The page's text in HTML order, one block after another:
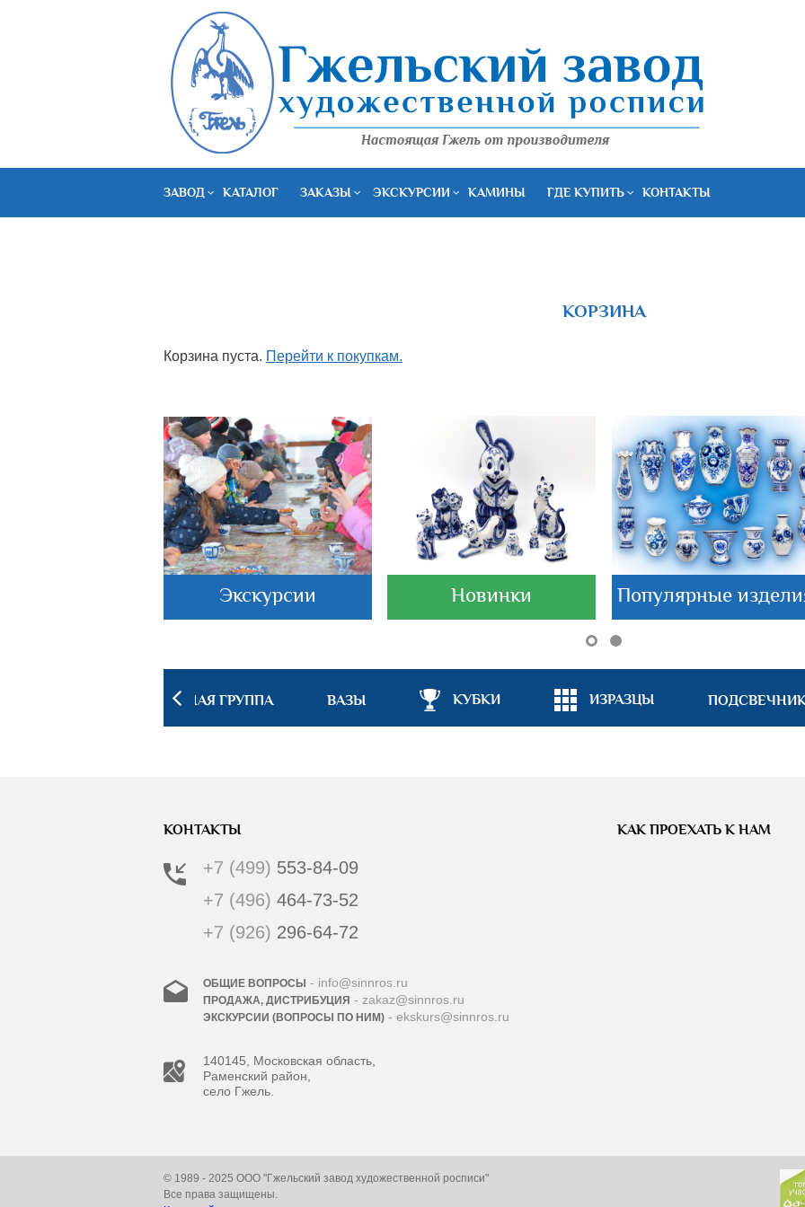
ЗАВОД КАТАЛОГ ЗАКАЗЫ ЭКСКУРСИИ КАМИНЫ ГДЕ КУПИТЬ КОНТАКТЫ
КОРЗИНА
Корзина пуста. Перейти к покупкам.
Экскурсии Новинки Популярные
ПОСУДНАЯ ГРУППА ВАЗЫ КУБКИ ИЗРАЗЦЫ
КОНТАКТЫ
+7 (499) 553-84-09
+7 (496)464-73-52
+7 (926) 296-64-72
ОБЩИЕ ВОПРОСЫ - info@sinnros.ru
ПРОДАЖА, ДИСТРИБУЦИЯ - zakaz@sinnros.ru
ЭКСКУРСИИ (ВОПРОСЫ ПО НИМ) - ekskurs@sinnros.ru
140145, Московская область,
Раменский район,
село Гжель.
КАК ПРОЕХАТЬ К НАМ
© 1989 - 2025 ООО "Гжельский завод художественной росписи"
Все права защищены.